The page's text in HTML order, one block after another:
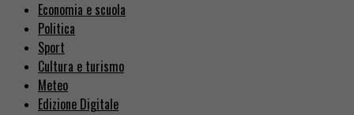
Economia e scuola
Politica
Sport
Cultura e turismo
Meteo
Edizione Digitale